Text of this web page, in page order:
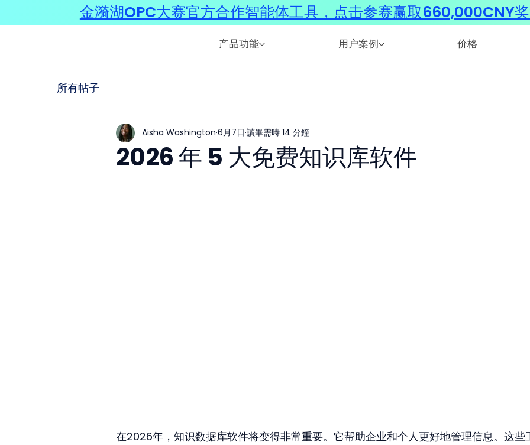
产品功能 用户案例 价格
所有帖子
2026 年 5 大免费知识库软件
Aisha Washington 6月7日 讀畢需時 14 分鐘
在2026年，知识数据库软件将变得非常重要。它帮助企业和个人更好地管理信息。这些
金漪湖OPC大赛官方合作智能体工具，点击参赛赢取660,000CNY奖